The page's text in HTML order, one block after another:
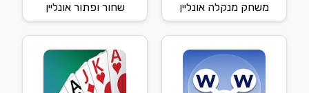
משחק מנקלה אונליין שחור ופתור אונליין